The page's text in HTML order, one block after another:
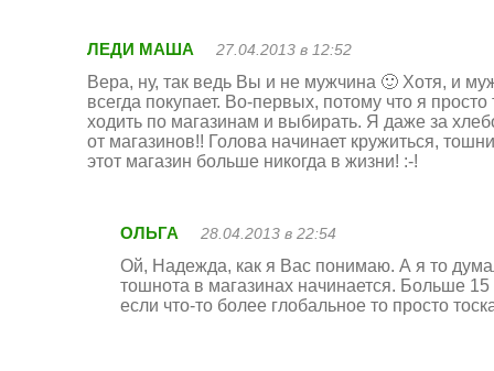
ЛЕДИ МАША 27.04.2013 в 12:52
Вера, ну, так ведь Вы и не мужчина 🙂 Хотя, и
всегда покупает. Во-первых, потому что я
ходить по магазинам и выбирать. Я даже за
от магазинов!! Голова начинает кружиться,
этот магазин больше никогда в жизни! :-!
ОЛЬГА 28.04.2013 в 22:54
Ой, Надежда, как я Вас понимаю. А я то
тошнота в магазинах начинается. Больше
если что-то более глобальное то просто